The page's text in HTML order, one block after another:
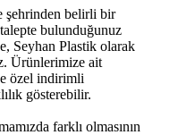
şehrinden belirli bir
bulunduğunuz
Seyhan Plastik olarak
Ürünlerimize ait
özel indirimli
gösterebilir.
farklı olmasının